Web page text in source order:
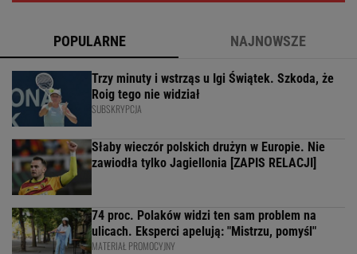
POPULARNE NAJNOWSZE
Trzy minuty i wstrząs u Igi Świątek. Szkoda, że
Roig tego nie widział
SUBSKRYPCJA
Słaby wieczór polskich drużyn w Europie. Nie
zawiodła tylko Jagiellonia [ZAPIS RELACJI]
74 proc. Polaków widzi ten sam problem na
ulicach. Eksperci apelują: "Mistrzu, pomyśl"
MATERIAŁ PROMOCYJNY